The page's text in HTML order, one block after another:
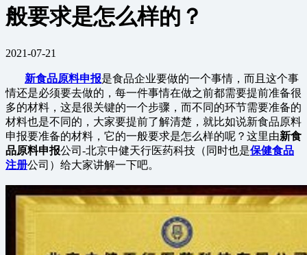
般要求是怎么样的？
2021-07-21
新食品原料申报是食品企业要做的一个事情，而且这个事
情还是必须要去做的，每一件事情在做之前都需要提前准备很
多的材料，这是很关键的一个步骤，而不同的环节需要准备的
材料也是不同的，大家要提前了解清楚，就比如说新食品原料
申报要准备的材料，它的一般要求是怎么样的呢？这里由新食
品原料申报公司-北京中健天行医药科技（同时也是保健食品
注册公司）给大家讲解一下吧。